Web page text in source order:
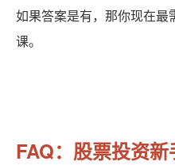
如果答案是有，那你现在最
课。
FAQ：股票投资